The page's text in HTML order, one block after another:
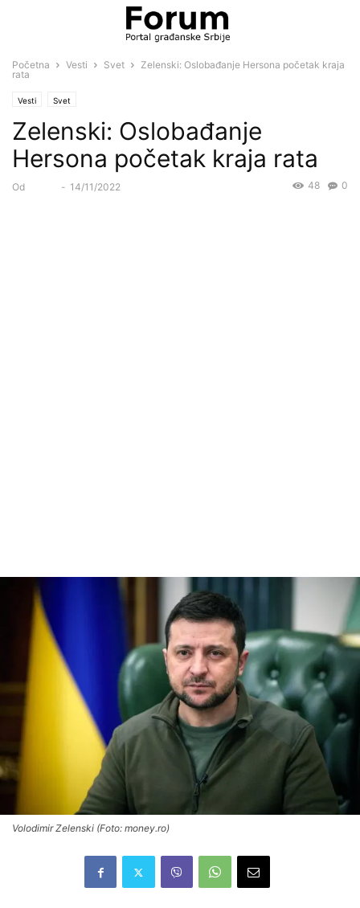
Početna Vesti Svet
Zelenski: Oslobađanje Hersona početak kraja
rata
Vesti Svet
Zelenski: Oslobađanje
Hersona početak kraja rata
Od - 14/11/2022 0
48
Volodimir Zelenski (Foto: money.ro)